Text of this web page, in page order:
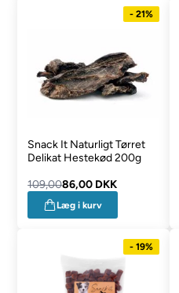
- 21%
Snack It Naturligt Tørret
Delikat Hestekød 200g
109,0086,00 DKK
Læg i kurv
- 19%